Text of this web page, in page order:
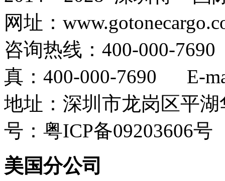
网址：
咨询热线：400-000-
真：400-000-7690 E-
地址：深圳市龙岗区平
号：粤ICP备09203606号
美国分公司